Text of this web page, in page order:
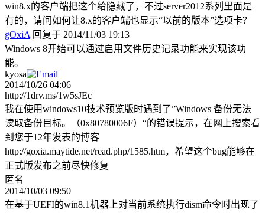
win8.x的客户端把这个给隐藏了，不过server2012系列里面是
有的，请问如何让8.x的客户端也显示“以前的版本”选项卡？
gOxiA 回复于 2014/11/03 19:13
Windows 8开始可以通过启用文件历史记录功能来实现该功
能。
kyosa
2014/10/26 04:06
http://1drv.ms/1w5sJEc
我在使用windows10技术预览版时遇到了”Windows 备份无法
读取备份目标。（0x80780006F）“的错误提示，在网上搜索看
到您于12年发表的博客
http://goxia.maytide.net/read.php/1585.htm，希望这个bug能够在
正式版发布之前尽快修复
匿名
2014/10/03 09:50
在基于UEFI的win8.1机器上对当前系统执行dism命令时出现了